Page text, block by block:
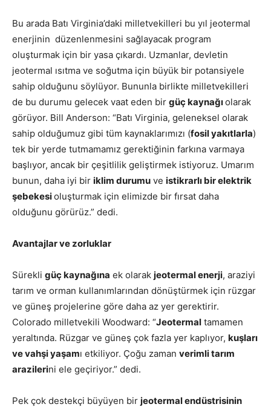
Bu arada Batı Virginia’daki milletvekilleri bu yıl jeotermal
enerjinin düzenlenmesini sağlayacak program
oluşturmak için bir yasa çıkardı. Uzmanlar, devletin
jeotermal ısıtma ve soğutma için büyük bir potansiyele
sahip olduğunu söylüyor. Bununla birlikte milletvekilleri
de bu durumu gelecek vaat eden bir güç kaynağıolarak
görüyor. Bill Anderson: “Batı Virginia, geleneksel olarak
sahip olduğumuz gibi tüm kaynaklarımızı (fosil yakıtlarla)
tek bir yerde tutmamamız gerektiğinin farkına varmaya
başlıyor, ancak bir çeşitlilik geliştirmek istiyoruz. Umarım
bunun, daha iyi bir iklim durumu ve istikrarlı bir elektrik
şebekesioluşturmak için elimizde bir fırsat daha
olduğunu görürüz.” dedi.
Avantajlar ve zorluklar
Sürekli güç kaynağına ek olarak jeotermal enerji, araziyi
tarım ve orman kullanımlarından dönüştürmek için rüzgar
ve güneş projelerine göre daha az yer gerektirir.
Colorado milletvekili Woodward: “Jeotermal tamamen
yeraltında. Rüzgar ve güneş çok fazla yer kaplıyor, kuşları
ve vahşi yaşamı etkiliyor. Çoğu zaman verimli tarım
arazilerini ele geçiriyor.” dedi.
Pek çok destekçi büyüyen bir jeotermal endüstrisinin